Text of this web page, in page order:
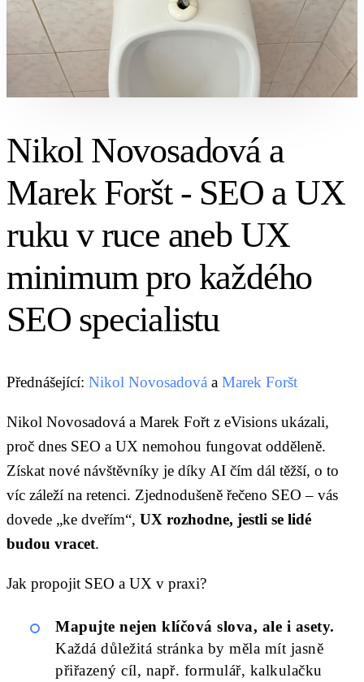
Nikol Novosadová a
Marek Foršt - SEO a UX
ruku v ruce aneb UX
minimum pro každého
SEO specialistu
Přednášející: Nikol Novosadová a Marek Foršt
Nikol Novosadová a Marek Fořt z eVisions ukázali,
proč dnes SEO a UX nemohou fungovat odděleně.
Získat nové návštěvníky je díky AI čím dál těžší, o to
víc záleží na retenci. Zjednodušeně řečeno SEO – vás
dovede „ke dveřím“, UX rozhodne, jestli se lidé
budou vracet.
Jak propojit SEO a UX v praxi?
Mapujte nejen klíčová slova, ale i asety.
Každá důležitá stránka by měla mít jasně
přiřazený cíl, např. formulář, kalkulačku